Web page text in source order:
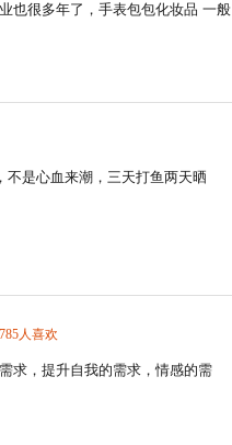
也很多年了，手表包包化妆品 一般
不是心血来潮，三天打鱼两天晒
人喜欢
求，提升自我的需求，情感的需